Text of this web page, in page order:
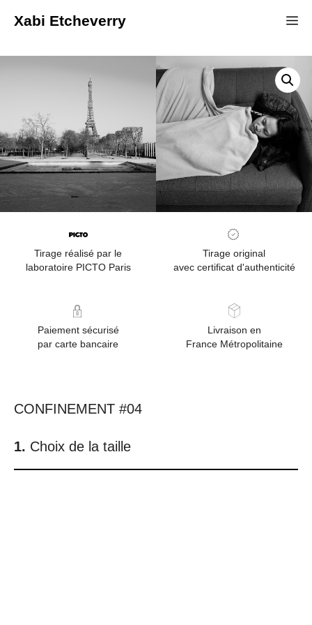
Xabi Etcheverry
Tirage réalisé par le
laboratoire PICTO Paris
Tirage original
avec certificat d'authenticité
Paiement sécurisé
par carte bancaire
Livraison en
France Métropolitaine
CONFINEMENT #04
Choix de la taille